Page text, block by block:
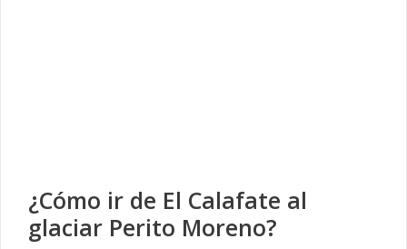
¿Cómo ir de El Calafate al
glaciar Perito Moreno?